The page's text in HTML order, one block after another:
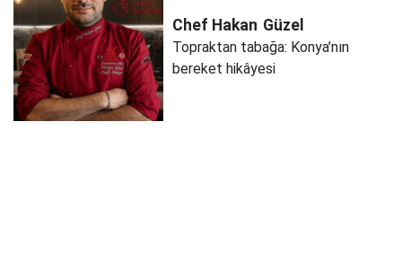
Chef Hakan Güzel
Topraktan tabağa: Konya’nın
bereket hikâyesi